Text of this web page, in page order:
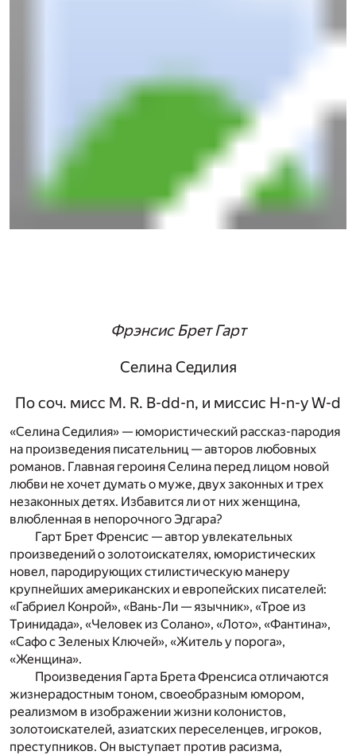
Фрэнсис Брет Гарт
Селина Седилия
По соч. мисс M. R. B-dd-n, и миссис H-n-у W-d
«Селина Седилия» — юмористический рассказ-пародия
на произведения писательниц — авторов любовных
романов. Главная героиня Селина перед лицом новой
любви не хочет думать о муже, двух законных и трех
незаконных детях. Избавится ли от них женщина,
влюбленная в непорочного Эдгара?
Гарт Брет Френсис — автор увлекательных
произведений о золотоискателях, юмористических
новел, пародирующих стилистическую манеру
крупнейших американских и европейских писателей:
«Габриел Конрой», «Вань-Ли — язычник», «Трое из
Тринидада», «Человек из Солано», «Лото», «Фантина»,
«Сафо с Зеленых Ключей», «Житель у порога»,
«Женщина».
Произведения Гарта Брета Френсиса отличаются
жизнерадостным тоном, своеобразным юмором,
реализмом в изображении жизни колонистов,
золотоискателей, азиатских переселенцев, игроков,
преступников. Он выступает против расизма,